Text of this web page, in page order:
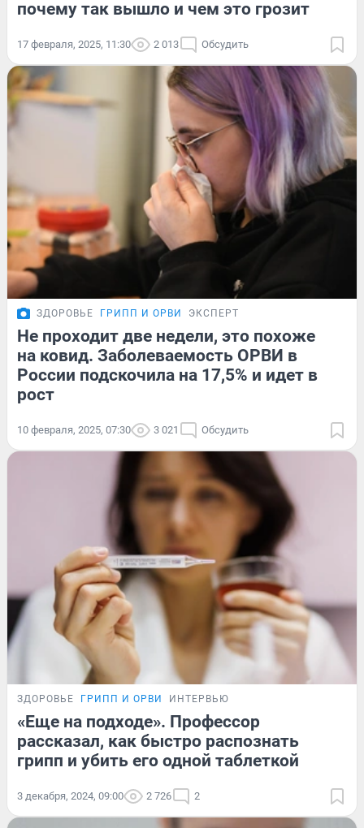
почему так вышло и чем это грозит
17 февраля, 2025, 11:30 2 013 Обсудить
ЗДОРОВЬЕ ГРИПП И ОРВИ ЭКСПЕРТ
Не проходит две недели, это похоже
на ковид. Заболеваемость ОРВИ в
России подскочила на 17,5% и идет в
рост
10 февраля, 2025, 07:30 3 021 Обсудить
ЗДОРОВЬЕ ГРИПП И ОРВИ ИНТЕРВЬЮ
«Еще на подходе». Профессор
рассказал, как быстро распознать
грипп и убить его одной таблеткой
3 декабря, 2024, 09:00 2 726 2